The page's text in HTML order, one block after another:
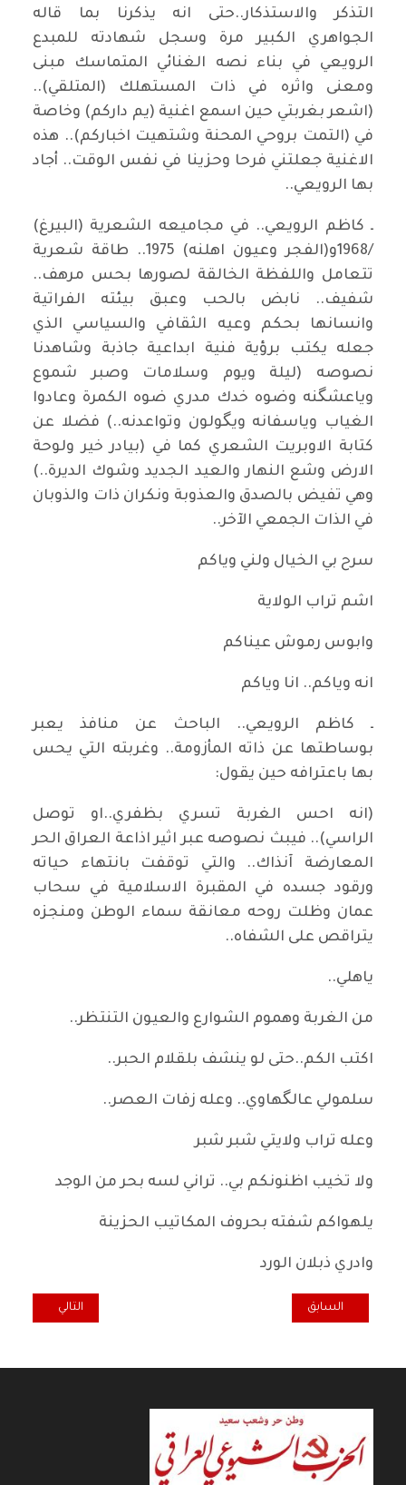
التذكر والاستذكار..حتى انه يذكرنا بما قاله
الجواهري الكبير مرة وسجل شهادته للمبدع
الرويعي في بناء نصه الغنائي المتماسك مبنى
ومعنى واثره في ذات المستهلك (المتلقي)..
(اشعر بغربتي حين اسمع اغنية (يم داركم) وخاصة
في (التمت بروحي المحنة وشتهيت اخباركم).. هذه
الاغنية جعلتني فرحا وحزينا في نفس الوقت.. أجاد
بها الرويعي..
ـ كاظم الرويعي.. في مجاميعه الشعرية (البيرغ)
/1968و(الفجر وعيون اهلنه) 1975.. طاقة شعرية
تتعامل واللفظة الخالقة لصورها بحس مرهف..
شفيف.. نابض بالحب وعبق بيئته الفراتية
وانسانها بحكم وعيه الثقافي والسياسي الذي
جعله يكتب برؤية فنية ابداعية جاذبة وشاهدنا
نصوصه (ليلة ويوم وسلامات وصبر شموع
وياعشگنه وضوه خدك مدري ضوه الكمرة وعادوا
الغياب وياسفانه ويگولون وتواعدنه..) فضلا عن
كتابة الاوبريت الشعري كما في (بيادر خير ولوحة
الارض وشع النهار والعيد الجديد وشوك الديرة..)
وهي تفيض بالصدق والعذوبة ونكران ذات والذوبان
في الذات الجمعي الآخر..
سرح بي الخيال ولني وياكم
اشم تراب الولاية
وابوس رموش عيناكم
انه وياكم.. انا وياكم
ـ كاظم الرويعي.. الباحث عن منافذ يعبر
بوساطتها عن ذاته المأزومة.. وغربته التي يحس
بها باعترافه حين يقول:
(انه احس الغربة تسري بظفري..او توصل
الراسي).. فيبث نصوصه عبر اثير اذاعة العراق الحر
المعارضة آنذاك.. والتي توقفت بانتهاء حياته
ورقود جسده في المقبرة الاسلامية في سحاب
عمان وظلت روحه معانقة سماء الوطن ومنجزه
يتراقص على الشفاه..
ياهلي..
من الغربة وهموم الشوارع والعيون التنتظر..
اكتب الكم..حتى لو ينشف بلقلام الحبر..
سلمولي عالگهاوي.. وعله زفات العصر..
وعله تراب ولايتي شبر شبر
ولا تخيب اظنونكم بي.. تراني لسه بحر من الوجد
يلهواكم شفته بحروف المكاتيب الحزينة
وادري ذبلان الورد
المقال السابق: المتسلط وسياسة السلطة في (الأنهار لا تنبع من
السابق المقال التالي:
التالي